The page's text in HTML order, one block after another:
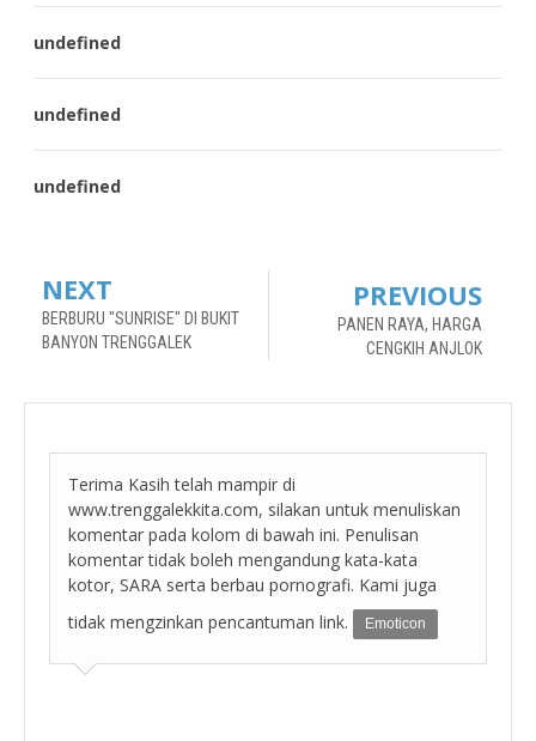
undefined
undefined
undefined
NEXT
BERBURU "SUNRISE" DI BUKIT
BANYON TRENGGALEK
PREVIOUS
PANEN RAYA, HARGA
CENGKIH ANJLOK
Terima Kasih telah mampir di
www.trenggalekkita.com, silakan untuk menuliskan
komentar pada kolom di bawah ini. Penulisan
komentar tidak boleh mengandung kata-kata
kotor, SARA serta berbau pornografi. Kami juga
tidak mengzinkan pencantuman link.
Emoticon